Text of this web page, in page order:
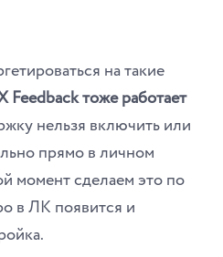
на такие
Feedback тоже работает
нельзя включить или
прямо в личном
момент сделаем это по
в ЛК появится и